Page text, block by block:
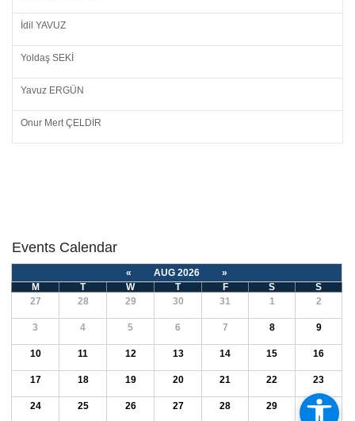
İdil YAVUZ
Yoldaş SEKİ
Yavuz ERGÜN
Onur Mert ÇELDİR
Events Calendar
« AUG 2026
»
M
T W T F S
S
27
28 29 30 31 1 2
3 4 5 6 7 8 9
10 11 12 13 14 15 16
17 18 19 20 21 22 23
24 25 26 27 28 29 30